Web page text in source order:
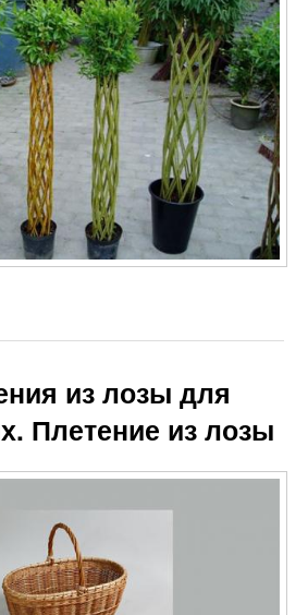
из лозы для
Плетение из лозы